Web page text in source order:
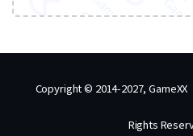
Copyright © 2014-2027, GameXX
Rights